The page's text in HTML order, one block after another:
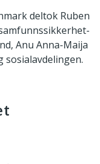
deltok Ruben
Anu Anna-Maija
sosialavdelingen.